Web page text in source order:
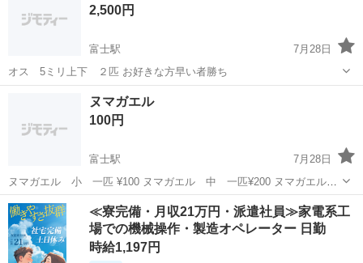
2,500円
富士駅
7月28日
オス 5ミリ上下 ２匹 お好きな方早い者勝ち
富士駅
ヌマガエル
100円
富士駅
7月28日
ヌマガエル 小 一匹 ¥100 ヌマガエル 中 一匹¥200 ヌマガエル
大 一匹¥300 ヌマガエル 混合 10匹 ¥500 入れ物をご持参下さ
い。
静岡 富士宮市 富士駅 その他
≪寮完備・月収21万円・派遣社員≫家電系工
場での機械操作・製造オペレーター 日勤
時給1,197円